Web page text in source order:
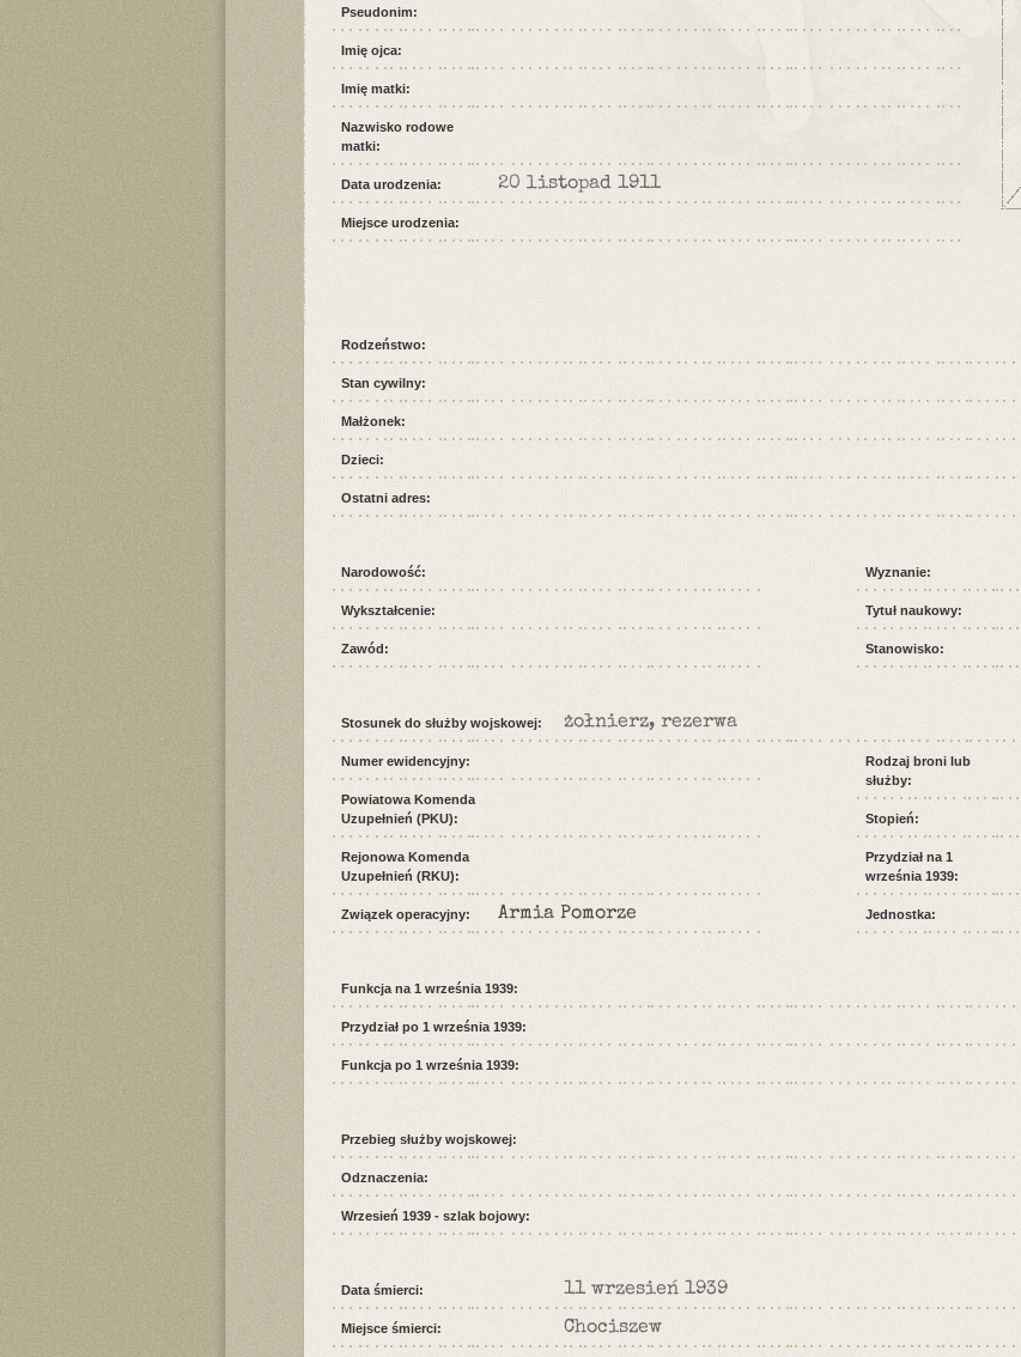
Pseudonim:
Imię ojca:
Imię matki:
Nazwisko rodowe
matki:
Data urodzenia: 20 listopad 1911
Miejsce urodzenia:
Rodzeństwo:
Stan cywilny:
Małżonek:
Dzieci:
Ostatni adres:
Narodowość:
Wykształcenie:
Zawód:
Wyznanie:
Tytuł naukowy:
Stanowisko:
Stosunek do służby wojskowej: żołnierz, rezerwa
Numer ewidencyjny:
Powiatowa Komenda
Uzupełnień (PKU):
Rejonowa Komenda
Uzupełnień (RKU):
Związek operacyjny: Armia Pomorze
Rodzaj broni lub
służby:
Stopień:
Przydział na 1
września 1939:
Jednostka:
Funkcja na 1 września 1939:
Przydział po 1 września 1939:
Funkcja po 1 września 1939:
Przebieg służby wojskowej:
Odznaczenia:
Wrzesień 1939 - szlak bojowy:
Data śmierci: 11 wrzesień 1939
Miejsce śmierci: Chociszew